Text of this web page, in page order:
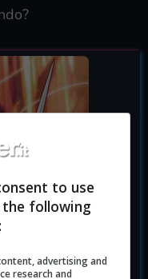
to use
following
advertising and
research and